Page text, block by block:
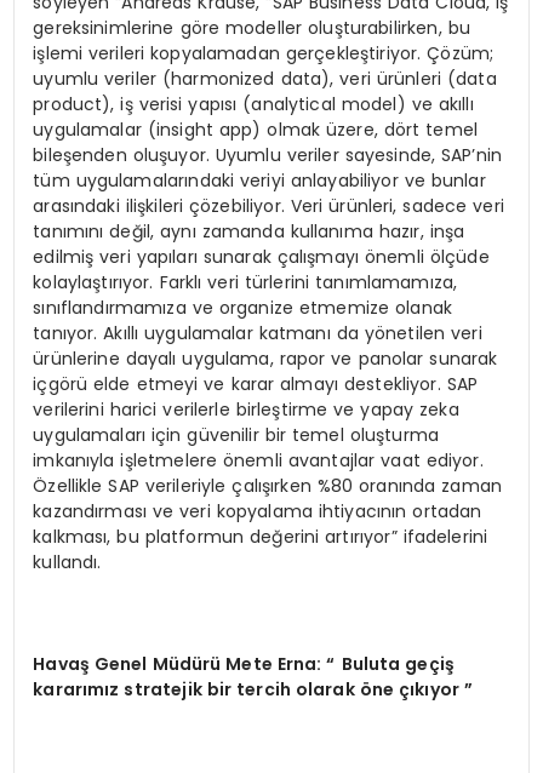
gereksinimlerine göre modeller oluşturabilirken, bu
işlemi verileri kopyalamadan gerçekleştiriyor. Çözüm;
uyumlu veriler (harmonized data), veri ürünleri (data
product), iş verisi yapısı (analytical model) ve akıllı
uygulamalar (insight app) olmak üzere, dört temel
bileşenden oluşuyor. Uyumlu veriler sayesinde, SAP’nin
tüm uygulamalarındaki veriyi anlayabiliyor ve bunlar
arasındaki ilişkileri çözebiliyor. Veri ürünleri, sadece veri
tanımını değil, aynı zamanda kullanıma hazır, inşa
edilmiş veri yapıları sunarak çalışmayı önemli ölçüde
kolaylaştırıyor. Farklı veri türlerini tanımlamamıza,
sınıflandırmamıza ve organize etmemize olanak
tanıyor. Akıllı uygulamalar katmanı da yönetilen veri
ürünlerine dayalı uygulama, rapor ve panolar sunarak
içgörü elde etmeyi ve karar almayı destekliyor. SAP
verilerini harici verilerle birleştirme ve yapay zeka
uygulamaları için güvenilir bir temel oluşturma
imkanıyla işletmelere önemli avantajlar vaat ediyor.
Özellikle SAP verileriyle çalışırken %80 oranında zaman
kazandırması ve veri kopyalama ihtiyacının ortadan
kalkması, bu platformun değerini artırıyor” ifadelerini
kullandı.
Havaş Genel Müdürü Mete Erna: “ Buluta geçiş
kararımız stratejik bir tercih olarak öne çıkıyor ”